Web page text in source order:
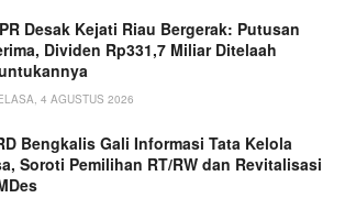
Desak Kejati Riau Bergerak: Putusan
Dividen Rp331,7 Miliar Ditelaah
4 AGUSTUS 2026
Bengkalis Gali Informasi Tata Kelola
Soroti Pemilihan RT/RW dan Revitalisasi